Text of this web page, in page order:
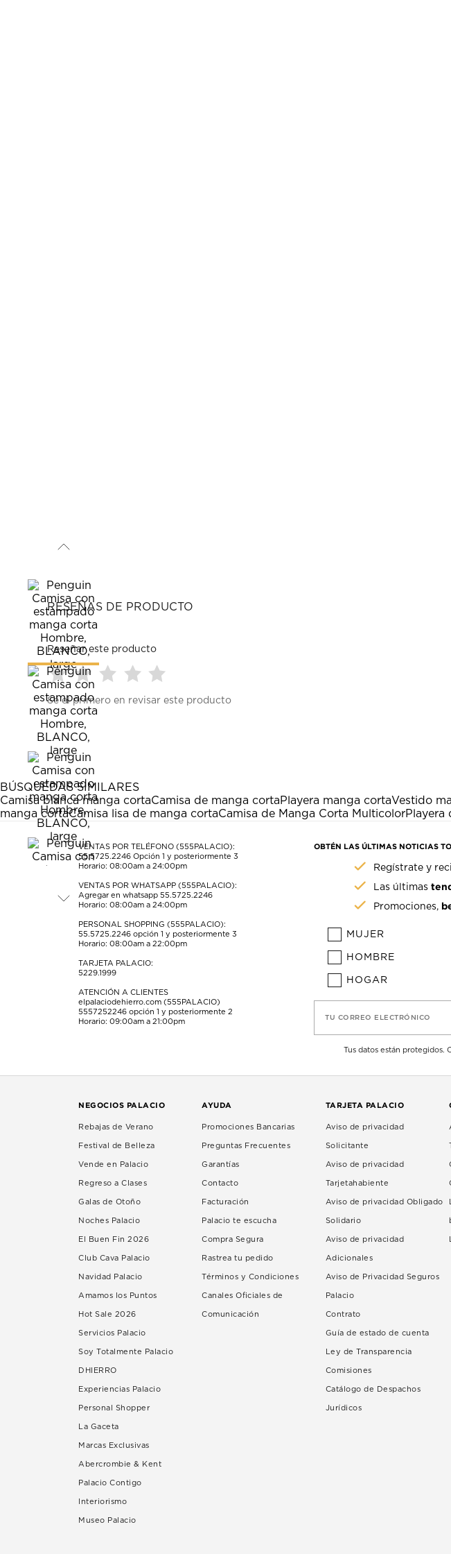
RESEÑAS DE PRODUCTO
Reseñar este producto
Seleccionar
para
calificar
el
artículo
con
1
estrella
Esta
acción
abrirá
el
formulario
de
Seleccionar
para
calificar
el
artículo
con
2
estrellas.
Esta
acción
abrirá
el
formulario
de
para
calificar
estrellas.
Esta
acción
abrirá
formulario
de
para
estrellas.
Esta
acción
abrirá
formulario
de
para
Esta
acción
abrirá
formulario
de
envío.
Sé el primero en revisar este producto
BÚSQUEDAS SIMILARES
Camisa blanca manga cortaCamisa de manga cortaPlayera manga cortaVestido
manga cortaCamisa lisa de manga cortaCamisa de Manga Corta MulticolorPlayera
VENTAS POR TELÉFONO (555PALACIO):
55.5725.2246 Opción 1 y posteriormente 3
Horario: 08:00am a 24:00pm
VENTAS POR WHATSAPP (555PALACIO):
Agregar en whatsapp 55.5725.2246
Horario: 08:00am a 24:00pm
PERSONAL SHOPPING (555PALACIO):
55.5725.2246 opción 1 y posteriormente 3
Horario: 08:00am a 22:00pm
TARJETA PALACIO:
5229.1999
ATENCIÓN A CLIENTES
elpalaciodehierro.com (555PALACIO)
5557252246 opción 1 y posteriormente 2
Horario: 09:00am a 21:00pm
OBTÉN LAS ÚLTIMAS NOTICIAS
Regístrate y
Las últimas
Promociones,
MUJER
HOMBRE
HOGAR
TU CORREO ELECTRÓNICO
Tus datos están protegidos.
NEGOCIOS PALACIO
Rebajas de Verano
Festival de Belleza
Vende en Palacio
Regreso a Clases
Galas de Otoño
Noches Palacio
El Buen Fin 2026
Club Cava Palacio
Navidad Palacio
Amamos los Puntos
Hot Sale 2026
Servicios Palacio
Soy Totalmente Palacio
DHIERRO
Experiencias Palacio
Personal Shopper
La Gaceta
Marcas Exclusivas
Abercrombie & Kent
Palacio Contigo
Interiorismo
Museo Palacio
AYUDA
Promociones Bancarias
Preguntas Frecuentes
Garantías
Contacto
Facturación
Palacio te escucha
Compra Segura
Rastrea tu pedido
Términos y Condiciones
Canales Oficiales de
Comunicación
TARJETA PALACIO
Aviso de privacidad
Solicitante
Aviso de privacidad
Tarjetahabiente
Aviso de privacidad Obligado
Solidario
Aviso de privacidad
Adicionales
Aviso de Privacidad Seguros
Palacio
Contrato
Guía de estado de cuenta
Ley de Transparencia
Comisiones
Catálogo de Despachos
Jurídicos